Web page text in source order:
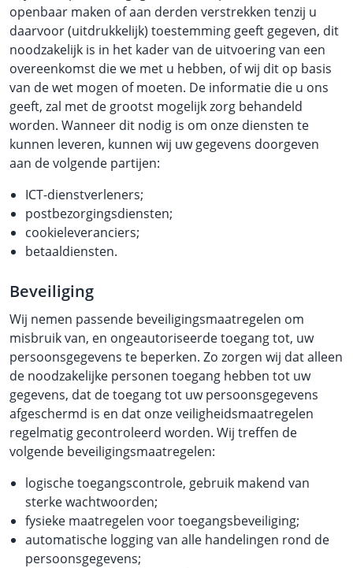
openbaar maken of aan derden verstrekken tenzij u
daarvoor (uitdrukkelijk) toestemming geeft gegeven, dit
noodzakelijk is in het kader van de uitvoering van een
overeenkomst die we met u hebben, of wij dit op basis
van de wet mogen of moeten. De informatie die u ons
geeft, zal met de grootst mogelijk zorg behandeld
worden. Wanneer dit nodig is om onze diensten te
kunnen leveren, kunnen wij uw gegevens doorgeven
aan de volgende partijen:
ICT-dienstverleners;
postbezorgingsdiensten;
cookieleveranciers;
betaaldiensten.
Beveiliging
Wij nemen passende beveiligingsmaatregelen om
misbruik van, en ongeautoriseerde toegang tot, uw
persoonsgegevens te beperken. Zo zorgen wij dat alleen
de noodzakelijke personen toegang hebben tot uw
gegevens, dat de toegang tot uw persoonsgegevens
afgeschermd is en dat onze veiligheidsmaatregelen
regelmatig gecontroleerd worden. Wij treffen de
volgende beveiligingsmaatregelen:
logische toegangscontrole, gebruik makend van
sterke wachtwoorden;
fysieke maatregelen voor toegangsbeveiliging;
automatische logging van alle handelingen rond de
persoonsgegevens;